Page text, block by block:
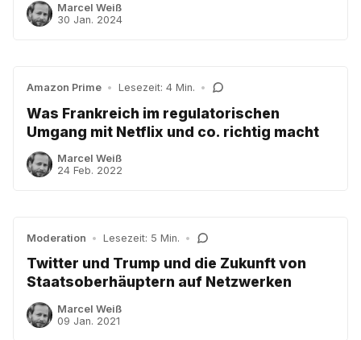
Marcel Weiß
30 Jan. 2024
Amazon Prime • Lesezeit: 4 Min. •
Was Frankreich im regulatorischen
Umgang mit Netflix und co. richtig macht
Marcel Weiß
24 Feb. 2022
Moderation • Lesezeit: 5 Min. •
Twitter und Trump und die Zukunft von
Staatsoberhäuptern auf Netzwerken
Marcel Weiß
09 Jan. 2021